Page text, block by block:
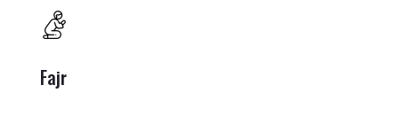
Fajr